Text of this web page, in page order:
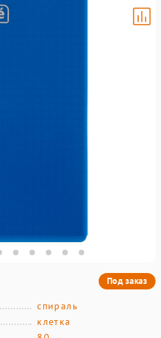
Под заказ
спираль
клетка